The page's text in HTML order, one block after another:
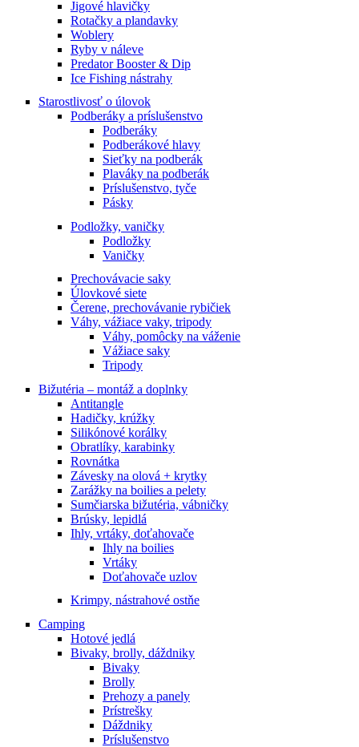
Jigové hlavičky
Rotačky a plandavky
Woblery
Ryby v náleve
Predator Booster & Dip
Ice Fishing nástrahy
Starostlivosť o úlovok
Podberáky a príslušenstvo
Podberáky
Podberákové hlavy
Sieťky na podberák
Plaváky na podberák
Príslušenstvo, tyče
Pásky
Podložky, vaničky
Podložky
Vaničky
Prechovávacie saky
Úlovkové siete
Čerene, prechovávanie rybičiek
Váhy, vážiace vaky, tripody
Váhy, pomôcky na váženie
Vážiace saky
Tripody
Bižutéria – montáž a doplnky
Antitangle
Hadičky, krúžky
Silikónové korálky
Obratlíky, karabinky
Rovnátka
Závesky na olová + krytky
Zarážky na boilies a pelety
Sumčiarska bižutéria, vábničky
Brúsky, lepidlá
Ihly, vrtáky, doťahovače
Ihly na boilies
Vrtáky
Doťahovače uzlov
Krimpy, nástrahové ostňe
Camping
Hotové jedlá
Bivaky, brolly, dáždniky
Bivaky
Brolly
Prehozy a panely
Prístrešky
Dáždniky
Príslušenstvo